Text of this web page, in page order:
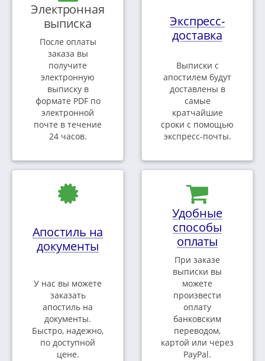
Электронная
выписка
После оплаты
заказа вы
получите
электронную
выписку в
формате PDF по
электронной
почте в течение
24 часов.
Экспресс-
доставка
Выписки с
апостилем будут
доставлены в
самые
кратчайшие
сроки с помощью
экспресс-почты.
Апостиль на
документы
У нас вы можете
заказать
апостиль на
документы.
Быстро, надежно,
по доступной
цене.
Удобные
способы
оплаты
При заказе
выписки вы
можете
произвести
оплату
банковским
переводом,
картой или через
PayPal.